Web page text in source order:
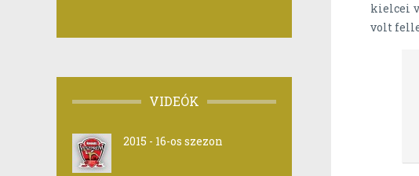
kielcei
volt
VIDEÓK
2015 - 16-os szezon